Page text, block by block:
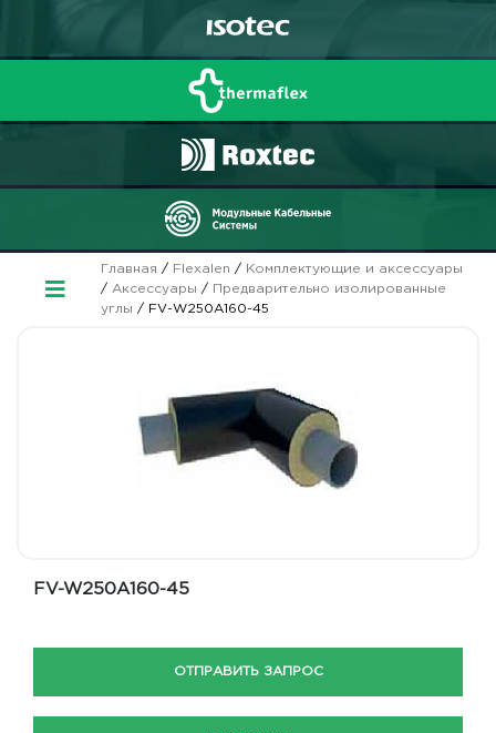
Главная / Flexalen / Комплектующие и аксессуары
/ Аксессуары / Предварительно изолированные
углы / FV-W250A160-45
FV-W250A160-45
ОТПРАВИТЬ ЗАПРОС